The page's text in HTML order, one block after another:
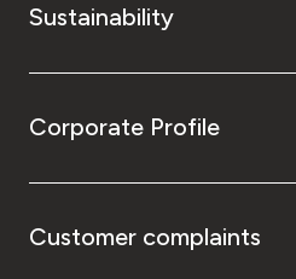
Sustainability
Corporate Profile
Customer complaints